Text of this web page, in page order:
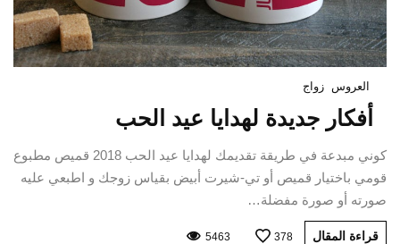
العروس زواج
أفكار جديدة لهدايا عيد الحب
كوني مبدعة في طريقة تقديمك لهدايا عيد الحب 2018 قميص مطبوع
قومي باختيار قميص أو تي-شيرت أبيض بقياس زوجك و اطبعي عليه
صورته أو صورة مفضلة…
قراءة المقال 378
5463